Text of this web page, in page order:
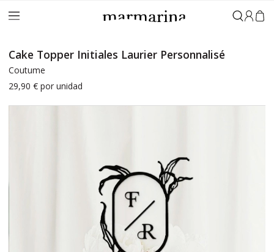
Cake Topper Initiales Laurier Personnalisé
Coutume
29,90 € por unidad